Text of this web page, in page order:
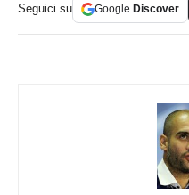
Seguici su Google Discover